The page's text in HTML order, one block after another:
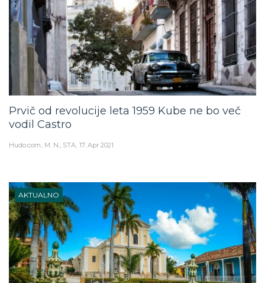
Prvič od revolucije leta 1959 Kube ne bo več
vodil Castro
Hudo.com M. N., STA 17. Apr 2021
AKTUALNO